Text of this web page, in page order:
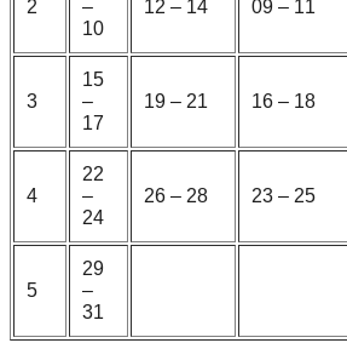
2
–
10
12 – 14 09 – 11
3
15
–
17
19 – 21 16 – 18
4
22
–
24
26 – 28 23 – 25
5
29
–
31